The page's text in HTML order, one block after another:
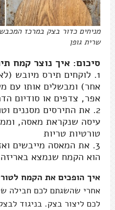
מניחים כדור בצק במרכז
שרית גופן
סיכום: איך נוצר קמח
1. לוקחים תירס מיובש
אחר) ומבשלים אותו עם
אפר, צדפים או סודיום
2. את התירסים מסננים
עיסה שנקראת מאסה,
טורטיות טריות
3. את המאסה מייבשים
הוא הקמח שנמצא באריזה
איך הופכים את הקמח
אחרי שהשגתם לכם חבילה
לכם ליצור בצק. בניגוד